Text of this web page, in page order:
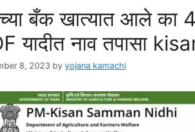
बँक खात्यात आले का
यादीत नाव तपासा
8, 2023 by yojana kamachi